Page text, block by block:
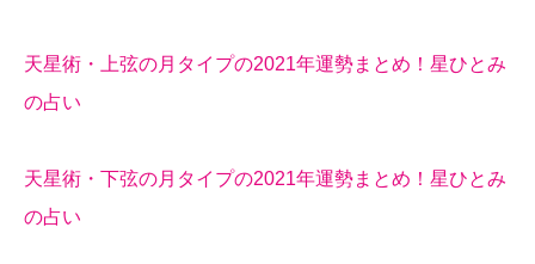
天星術・上弦の月タイプの2021年運勢まとめ！星ひとみ
の占い
天星術・下弦の月タイプの2021年運勢まとめ！星ひとみ
の占い